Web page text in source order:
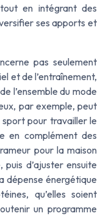
en intégrant des
ses apports et
pas seulement
et de l’entraînement,
l’ensemble du mode
par exemple, peut
pour travailler le
en complément des
pour la maison
d’ajuster ensuite
dépense énergétique
qu’elles soient
un programme